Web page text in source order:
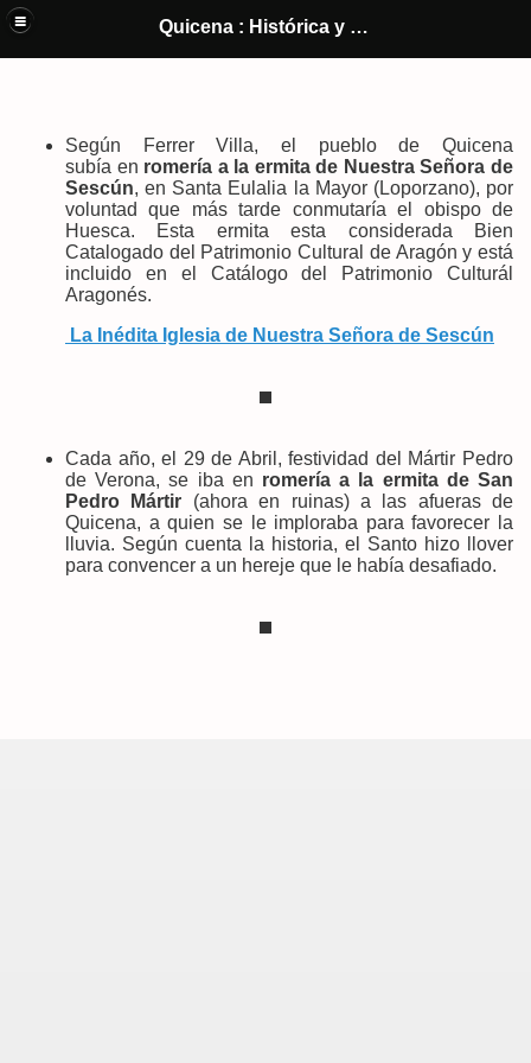
Quicena y El Castillo de Montearagón (Huesca) : Historia y cultura de
un pueblo
Quicena : Histórica y Cultural
Según Ferrer Villa, el pueblo de Quicena
subía en romería a la ermita de Nuestra Señora de
Sescún, en Santa Eulalia la Mayor (Loporzano), por
voluntad que más tarde conmutaría el obispo de
Huesca. Esta ermita esta considerada Bien
Catalogado del Patrimonio Cultural de Aragón y está
incluido en el Catálogo del Patrimonio Culturál
Aragonés.
La Inédita Iglesia de Nuestra Señora de Sescún
Cada año, el 29 de Abril, festividad del Mártir Pedro
de Verona, se iba en romería a la ermita de San
Pedro Mártir (ahora en ruinas) a las afueras de
Quicena, a quien se le imploraba para favorecer la
lluvia. Según cuenta la historia, el Santo hizo llover
para convencer a un hereje que le había desafiado.